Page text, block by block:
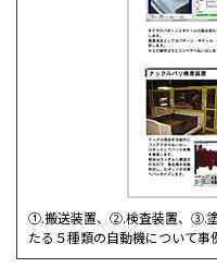
①.搬送装置、②.検査装置、③.
たる５種類の自動機について事